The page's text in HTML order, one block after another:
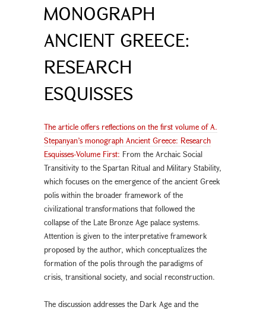
MONOGRAPH
ANCIENT GREECE:
RESEARCH
ESQUISSES
The article offers reflections on the first volume of A.
Stepanyan’s monograph Ancient Greece: Research
Esquisses-Volume First: From the Archaic Social
Transitivity to the Spartan Ritual and Military Stability,
which focuses on the emergence of the ancient Greek
polis within the broader framework of the
civilizational transformations that followed the
collapse of the Late Bronze Age palace systems.
Attention is given to the interpretative framework
proposed by the author, which conceptualizes the
formation of the polis through the paradigms of
crisis, transitional society, and social reconstruction.
The discussion addresses the Dark Age and the